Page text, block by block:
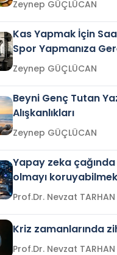
Zeynep GÜÇLÜCAN
Kas Yapmak İçin
Spor Yapmanıza
Zeynep GÜÇLÜCAN
Beyni Genç Tutan
Alışkanlıkları
Zeynep GÜÇLÜCAN
Yapay zeka
olmayı koruyabilmek
Prof.Dr. Nevzat TARHAN
Kriz zamanlarında
Prof.Dr. Nevzat TARHAN